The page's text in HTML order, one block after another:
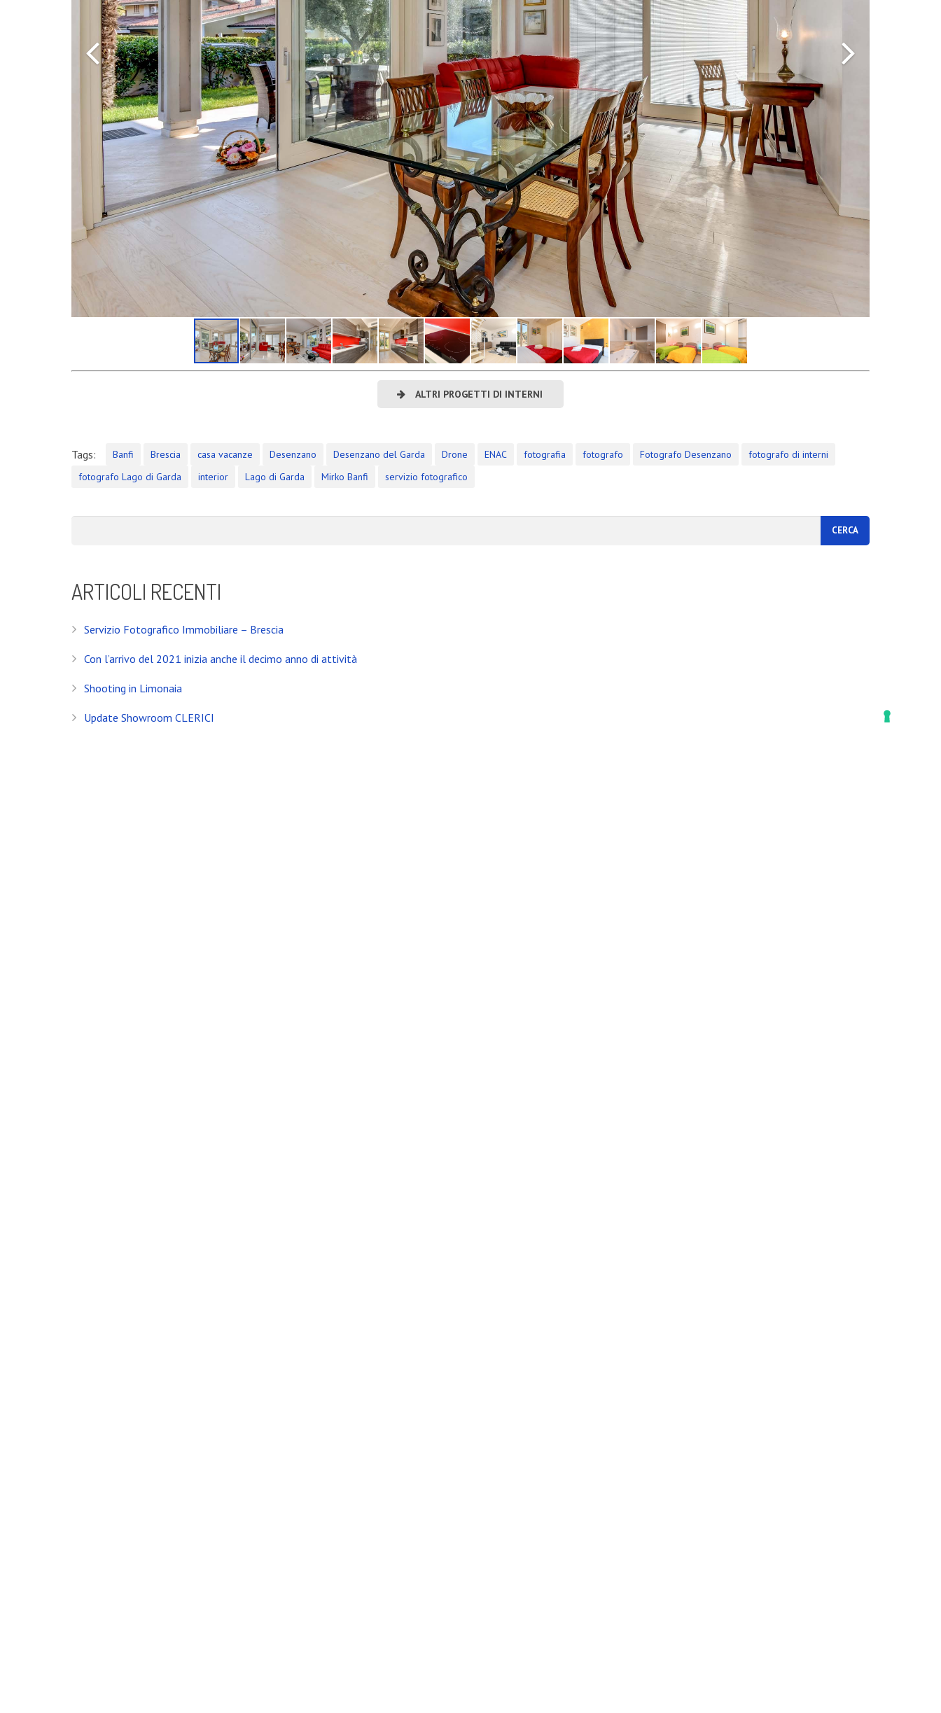
ALTRI PROGETTI DI INTERNI
Tags: Banfi Brescia casa vacanze Desenzano Desenzano del Garda Drone ENAC fotografia fotografo Fotografo Desenzano
fotografo di interni
fotografo Lago di Garda
interior Lago di Garda Mirko Banfi servizio fotografico
ARTICOLI RECENTI
Servizio Fotografico Immobiliare – Brescia
Con l’arrivo del 2021 inizia anche il decimo anno di attività
Shooting in Limonaia
Update Showroom CLERICI
NEWS
Servizio Fotografico Immobiliare – Brescia
Con l’arrivo del 2021 inizia anche il decimo anno di attività
CONTATTI
Desenzano del Garda
info@banfimirko.it
Privacy policy|Cookie policy
Socio Doc Servizi Soc.Coop P.Iva: IT002198100238